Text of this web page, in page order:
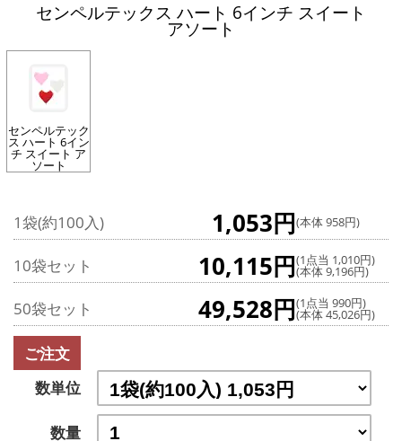
センペルテックス ハート 6インチ スイート
アソート
センペルテック
ス ハート 6イン
チ スイート ア
ソート
1袋(約100入) 1,053円(本体 958円)
10袋セット 10,115円(1点当 1,010円)
(本体 9,196円)
50袋セット 49,528円(1点当 990円)
(本体 45,026円)
ご注文
数単位
数量